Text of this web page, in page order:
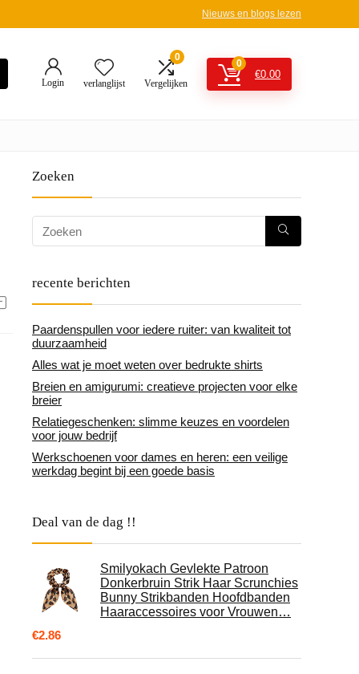
Nieuws en blogs lezen
Login verlanglijst
0
Vergelijken
0
€0.00
Zoeken
recente berichten
Paardenspullen voor iedere ruiter: van kwaliteit tot
duurzaamheid
Alles wat je moet weten over bedrukte shirts
Breien en amigurumi: creatieve projecten voor elke
breier
Relatiegeschenken: slimme keuzes en voordelen
voor jouw bedrijf
Werkschoenen voor dames en heren: een veilige
werkdag begint bij een goede basis
Deal van de dag !!
Smilyokach Gevlekte Patroon
Donkerbruin Strik Haar Scrunchies
Bunny Strikbanden Hoofdbanden
Haaraccessoires voor Vrouwen…
€2.86